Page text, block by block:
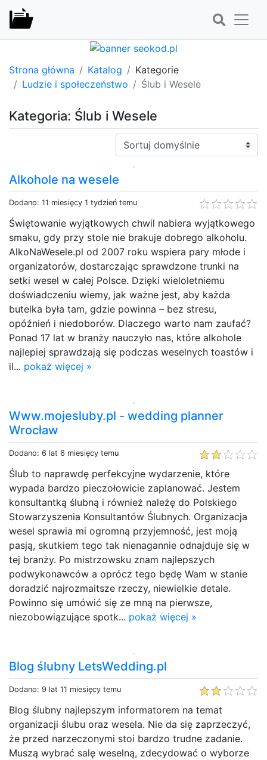
Strona główna Katalog
Kategorie
Ludzie i społeczeństwo
Ślub i Wesele
Kategoria: Ślub i Wesele
Sortuj:
Alkohole na wesele
Dodano: 11 miesięcy 1 tydzień temu
Świętowanie wyjątkowych chwil nabiera wyjątkowego
smaku, gdy przy stole nie brakuje dobrego alkoholu.
AlkoNaWesele.pl od 2007 roku wspiera pary młode i
organizatorów, dostarczając sprawdzone trunki na
setki wesel w całej Polsce. Dzięki wieloletniemu
doświadczeniu wiemy, jak ważne jest, aby każda
butelka była tam, gdzie powinna – bez stresu,
opóźnień i niedoborów. Dlaczego warto nam zaufać?
Ponad 17 lat w branży nauczyło nas, które alkohole
najlepiej sprawdzają się podczas weselnych toastów i
il... pokaż więcej »
Www.mojesluby.pl - wedding planner
Wrocław
Dodano: 6 lat 6 miesięcy temu
Ślub to naprawdę perfekcyjne wydarzenie, które
wypada bardzo pieczołowicie zaplanować. Jestem
konsultantką ślubną i również należę do Polskiego
Stowarzyszenia Konsultantów Ślubnych. Organizacja
wesel sprawia mi ogromną przyjemność, jest moją
pasją, skutkiem tego tak nienagannie odnajduje się w
tej branży. Po mistrzowsku znam najlepszych
podwykonawców a oprócz tego będę Wam w stanie
doradzić najrozmaitsze rzeczy, niewielkie detale.
Powinno się umówić się ze mną na pierwsze,
niezobowiązujące spotk... pokaż więcej »
Blog ślubny LetsWedding.pl
Dodano: 9 lat 11 miesięcy temu
Blog ślubny najlepszym informatorem na temat
organizacji ślubu oraz wesela. Nie da się zaprzeczyć,
że przed narzeczonymi stoi bardzo trudne zadanie.
Muszą wybrać salę weselną, zdecydować o wyborze